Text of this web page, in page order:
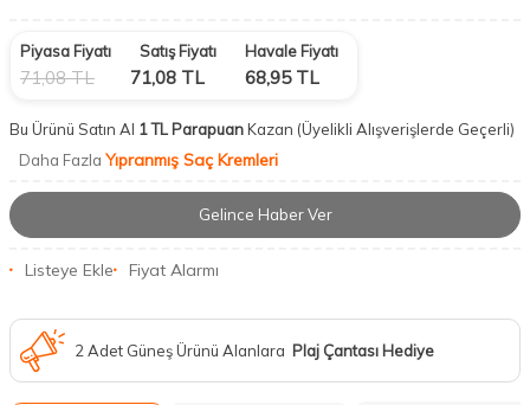
Piyasa Fiyatı
71,08TL
Satış Fiyatı
71,08 TL
Havale Fiyatı
68,95TL
Bu Ürünü Satın Al 1 TL ParapuanKazan (Üyelikli Alışverişlerde Geçerli)
Daha Fazla Yıpranmış Saç Kremleri
Gelince Haber Ver
Listeye Ekle Fiyat Alarmı
2 Adet Güneş Ürünü Alanlara Plaj Çantası Hediye